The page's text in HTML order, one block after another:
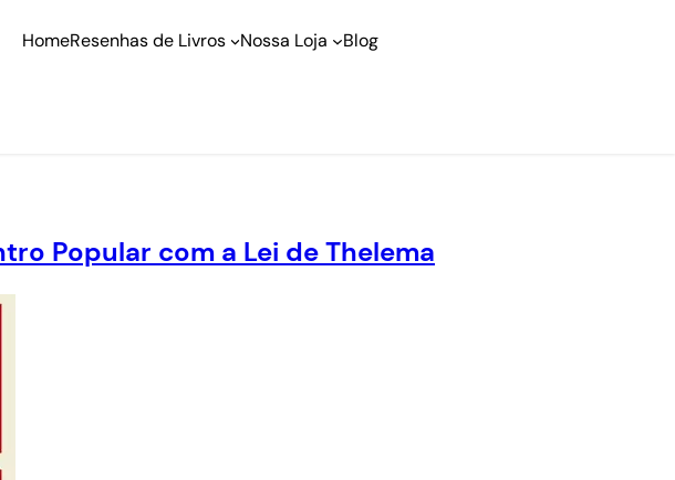
HomeResenhas de Livros Nossa Loja Blog
Popular com a Lei de Thelema